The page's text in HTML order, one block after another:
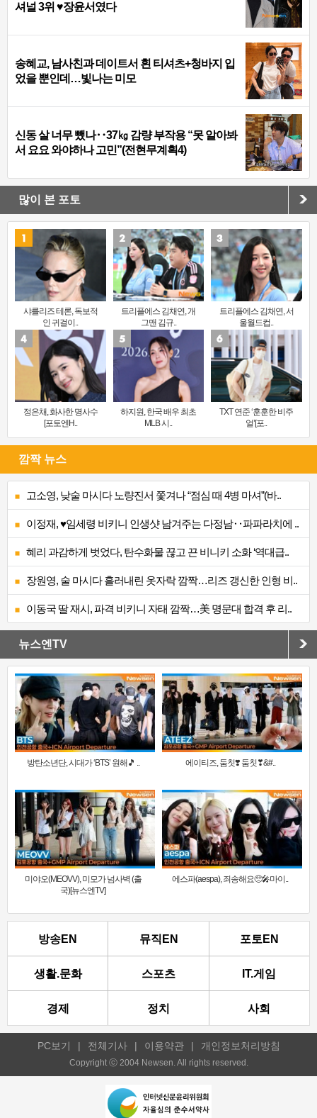
셔널 3위 ♥장윤서였다
송혜교, 남사친과 데이트서 흰 티셔츠+청바지 입
었을 뿐인데…빛나는 미모
신동 살 너무 뺐나‥37㎏ 감량 부작용 “못 알아봐
서 요요 와야하나 고민”(전현무계획4)
많이 본 포토
샤를리즈 테론, 독보적
인 귀걸이..
트리플에스 김채연, 개
그맨 김규..
트리플에스 김채연, 서
울월드컵..
정은채, 화사한 명사수
[포토엔H..
하지원, 한국 배우 최초
MLB 시..
TXT 연준 ‘훈훈한 비주
얼’[포..
깜짝 뉴스
고소영, 낮술 마시다 노량진서 쫓겨나 “점심 때 4병 마셔”(바..
이정재, ♥임세령 비키니 인생샷 남겨주는 다정남‥파파라치에 ..
혜리 과감하게 벗었다, 탄수화물 끊고 끈 비니키 소화 ‘역대급..
장원영, 술 마시다 흘러내린 옷자락 깜짝…리즈 갱신한 인형 비..
이동국 딸 재시, 파격 비키니 자태 깜짝…美 명문대 합격 후 리..
뉴스엔TV
방탄소년단, 시대가 ‘BTS’ 원해🎵 .. 에이티즈, 둠칫❣️ 둠칫❣&#..
미야오(MEOVV), 미모가 넘사벽 (출
국)[뉴스엔TV]
에스파(aespa), 죄송해요🥺🎤마이..
방송EN 뮤직EN 포토EN
생활.문화 스포츠 IT.게임
경제 정치 사회
PC보기 | 전체기사 | 이용약관 | 개인정보처리방침
Copyright ⓒ 2004 Newsen. All rights reserved.